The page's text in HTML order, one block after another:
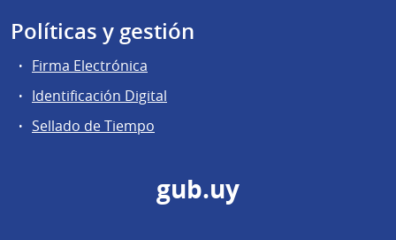
Políticas y gestión
Firma Electrónica
Identificación Digital
Sellado de Tiempo
gub.uy